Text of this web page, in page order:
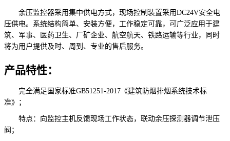
余压监控器采用集中供电方式，现场控制装置采用DC24V安全电
压供电。系统结构简单、安装方便，工作稳定可靠，可广泛应用于建
筑、军事、医药卫生、厂矿企业、航空航天、铁路运输等行业，同时
将为用户提供及时、周到、专业的售后服务。
产品特性：
完全满足国家标准GB51251-2017《建筑防烟排烟系统技术标
准》；
特点：向监控主机反馈现场工作状态，联动余压探测器调节泄压
阀；